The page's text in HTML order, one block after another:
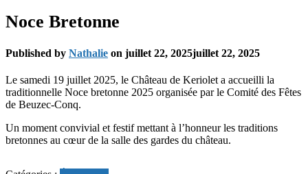
Noce Bretonne
Published by Nathalie on juillet 22, 2025juillet 22, 2025
Le samedi 19 juillet 2025, le Château de Keriolet a accueilli la
traditionnelle Noce bretonne 2025 organisée par le Comité des Fêtes
de Beuzec-Conq.
Un moment convivial et festif mettant à l’honneur les traditions
bretonnes au cœur de la salle des gardes du château.